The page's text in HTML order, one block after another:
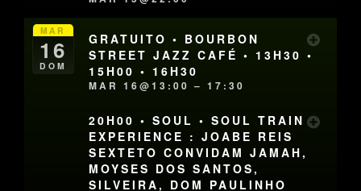
MAR
16
DOM
GRATUITO • BOURBON
STREET JAZZ CAFÉ • 13H30 •
15H00 • 16H30
MAR 16@13:00 – 17:30
20H00 • SOUL • SOUL TRAIN
EXPERIENCE : JOABE REIS
SEXTETO CONVIDAM JAMAH,
MOYSES DOS SANTOS,
SILVEIRA, DOM PAULINHO